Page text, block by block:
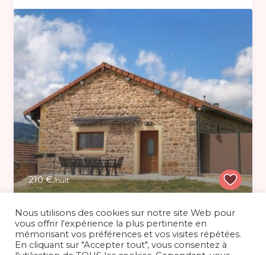
210 €/nuit
Gîte neuf 8 personnes proche Cluny
Maison/villa/chalet/gîte/Campagne
Nous utilisons des cookies sur notre site Web pour
vous offrir l'expérience la plus pertinente en
mémorisant vos préférences et vos visites répétées.
En cliquant sur "Accepter tout", vous consentez à